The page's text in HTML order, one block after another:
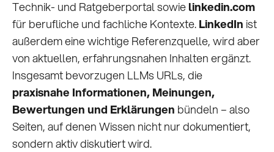
Technik- und Ratgeberportal sowielinkedin.com
für berufliche und fachliche Kontexte.LinkedIn ist
außerdem eine wichtige Referenzquelle, wird aber
von aktuellen, erfahrungsnahen Inhalten ergänzt.
Insgesamt bevorzugen LLMs URLs, die
praxisnahe Informationen, Meinungen,
Bewertungen und Erklärungen bündeln – also
Seiten, auf denen Wissen nicht nur dokumentiert,
sondern aktiv diskutiert wird.